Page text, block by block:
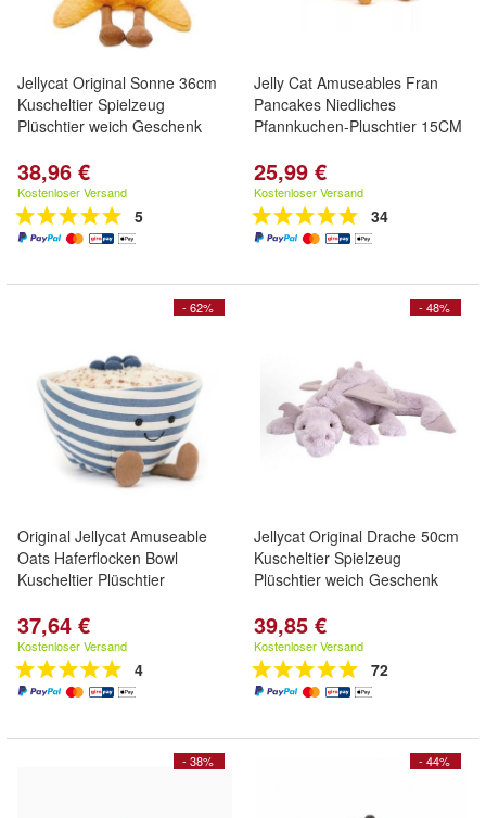
Jellycat Original Sonne 36cm
Kuscheltier Spielzeug
Plüschtier weich Geschenk
38,96 €
Kostenloser Versand
5
Jelly Cat Amuseables Fran
Pancakes Niedliches
Pfannkuchen-Pluschtier 15CM
25,99 €
Kostenloser Versand
34
- 62%
Original Jellycat Amuseable
Oats Haferflocken Bowl
Kuscheltier Plüschtier
37,64 €
Kostenloser Versand
4
- 48%
Jellycat Original Drache 50cm
Kuscheltier Spielzeug
Plüschtier weich Geschenk
39,85 €
Kostenloser Versand
72
- 38% - 44%